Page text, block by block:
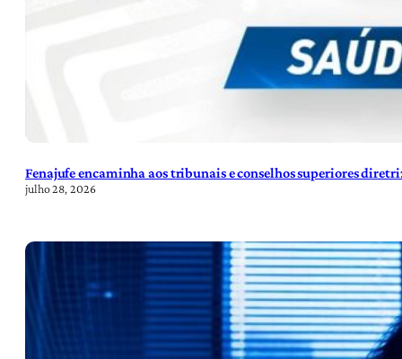
Fenajufe encaminha aos tribunais e conselhos superiores
julho 28, 2026